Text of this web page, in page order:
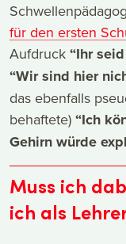
für den ersten
Aufdruck “Ihr
“Wir sind hier
das ebenfalls
behaftete) “Ich
Gehirn würde
Muss ich
ich als